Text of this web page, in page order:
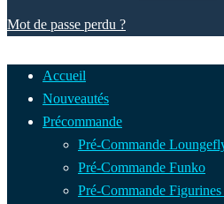
Mot de passe perdu ?
Accueil
Nouveautés
Précommande
Pré-Commande
Pré-Commande Funko
Pré-Commande